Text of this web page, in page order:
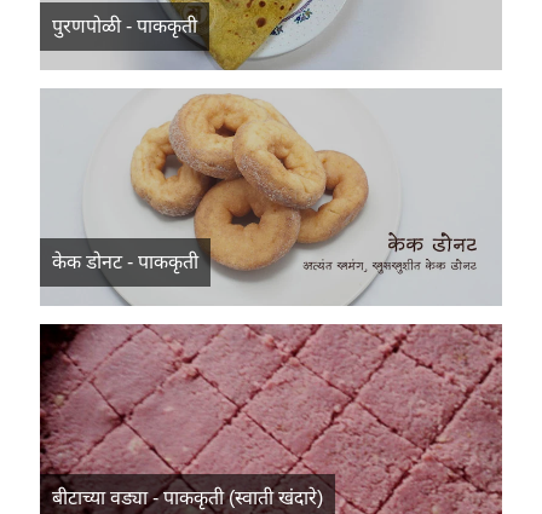
पुरणपोळी - पाककृती
केक डोनट - पाककृती
बीटाच्या वड्या - पाककृती (स्वाती खंदारे)